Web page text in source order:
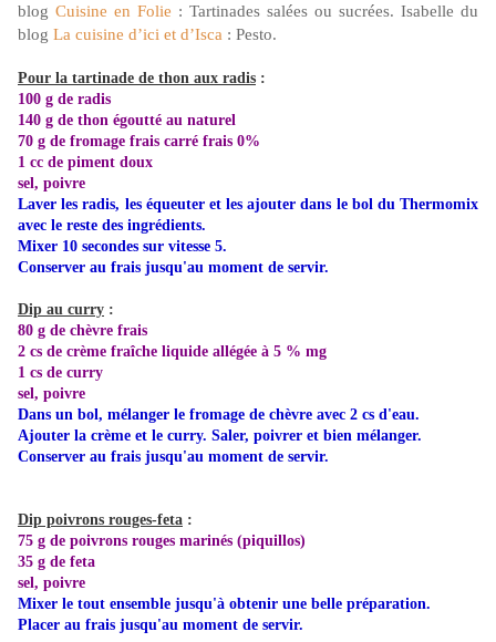
blog Cuisine en Folie : Tartinades salées ou sucrées. Isabelle du
blog La cuisine d’ici et d’Isca : Pesto.
Pour la tartinade de thon aux radis :
100 g de radis
140 g de thon égoutté au naturel
70 g de fromage frais carré frais 0%
1 cc de piment doux
sel, poivre
Laver les radis, les équeuter et les ajouter dans le bol du Thermomix
avec le reste des ingrédients.
Mixer 10 secondes sur vitesse 5.
Conserver au frais jusqu'au moment de servir.
Dip au curry :
80 g de chèvre frais
2 cs de crème fraîche liquide allégée à 5 % mg
1 cs de curry
sel, poivre
Dans un bol, mélanger le fromage de chèvre avec 2 cs d'eau.
Ajouter la crème et le curry. Saler, poivrer et bien mélanger.
Conserver au frais jusqu'au moment de servir.
Dip poivrons rouges-feta :
75 g de poivrons rouges marinés (piquillos)
35 g de feta
sel, poivre
Mixer le tout ensemble jusqu'à obtenir une belle préparation.
Placer au frais jusqu'au moment de servir.